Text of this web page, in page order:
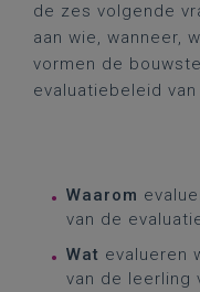
de zes volgende
aan wie, wanneer,
vormen de
evaluatiebeleid
Waarom
van de
Wat evalueren
van de leerling